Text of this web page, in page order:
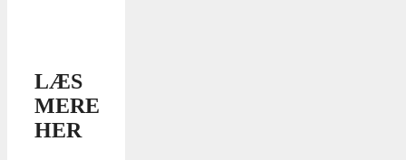
LÆS
MERE
HER